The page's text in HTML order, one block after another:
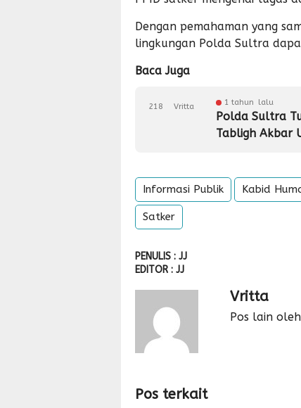
Dengan pemahaman yang
lingkungan Polda Sultra
Baca Juga
1 tahun lalu
Polda Sultra
Tabligh Akbar
218 Vritta
Informasi Publik Kabid
Satker
PENULIS : JJ
EDITOR : JJ
Vritta
Pos lain
Pos terkait